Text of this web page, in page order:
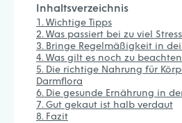
Inhaltsverzeichnis
Wichtige Tipps
Was passiert bei zu viel
Bringe Regelmäßigkeit in
Was gilt es noch zu
Die richtige Nahrung für
Darmflora
Die gesunde Ernährung in
Gut gekaut ist halb verdaut
Fazit